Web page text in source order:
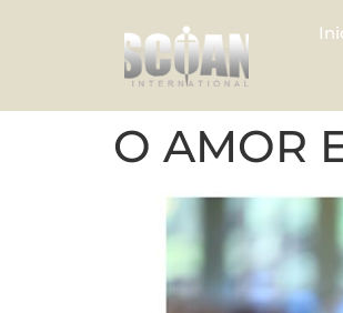
O AMOR